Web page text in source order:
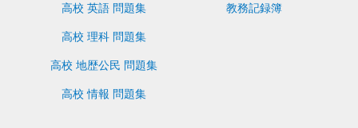
高校 英語 問題集
高校 理科 問題集
高校 地歴公民 問題集
高校 情報 問題集
教務記録簿